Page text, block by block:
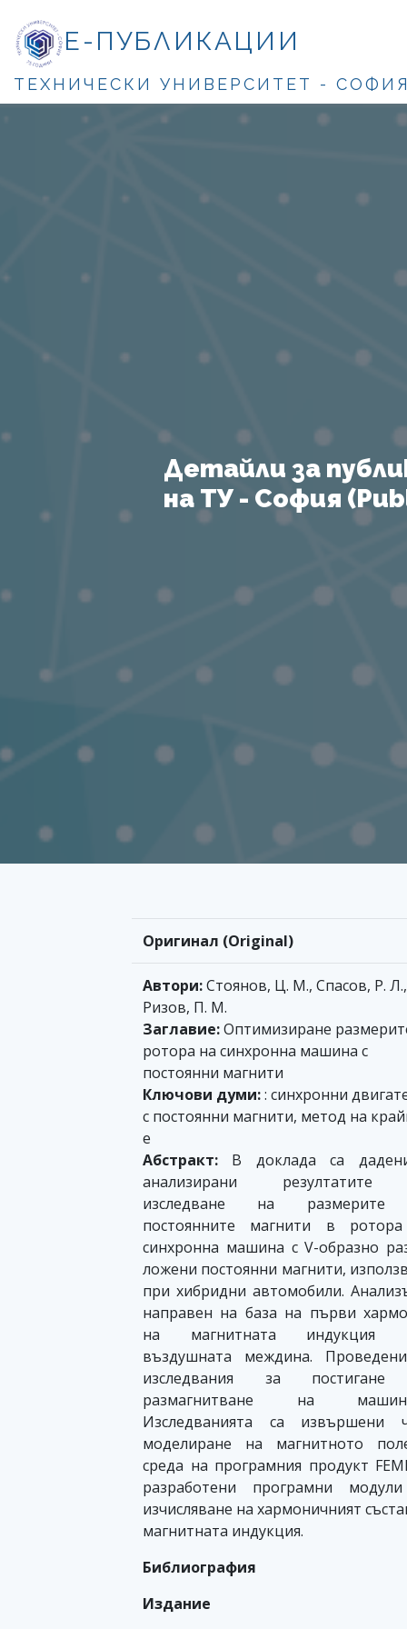
Е-ПУБЛИКАЦИИ
ТЕХНИЧЕСКИ УНИВЕРСИТЕТ -
Детайли за
на ТУ - София
Оригинал (Original)
Автори:Стоянов, Ц. М., Спасов, Р. Л.,
Ризов, П. М.
Заглавие:Оптимизиране
ротора на синхронна машина с
постоянни магнити
Ключови думи:: синхронни
с постоянни магнити, метод на
е
Абстракт: В доклада са
анализирани
изследване на
постоянните магнити в
синхронна машина с V-образно
ложени постоянни магнити,
при хибридни автомобили.
направен на база на първи
на магнитната индукция
въздушната междина.
изследвания за
размагнитване на
Изследванията са извършени
моделиране на магнитното
среда на програмния продукт
разработени програмни
изчисляване на хармоничният
магнитната индукция.
Библиография
Издание